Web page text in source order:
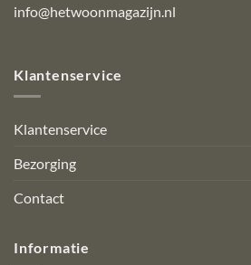
info@hetwoonmagazijn.nl
Klantenservice
Klantenservice
Bezorging
Contact
Informatie